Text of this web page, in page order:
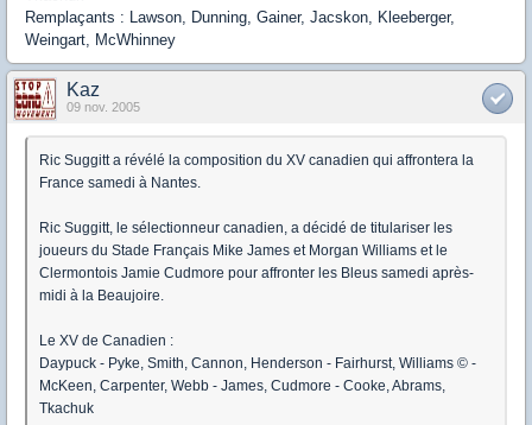
Remplaçants : Lawson, Dunning, Gainer, Jacskon, Kleeberger,
Weingart, McWhinney
Kaz
09 nov. 2005
Ric Suggitt a révélé la composition du XV canadien qui affrontera la
France samedi à Nantes.
Ric Suggitt, le sélectionneur canadien, a décidé de titulariser les
joueurs du Stade Français Mike James et Morgan Williams et le
Clermontois Jamie Cudmore pour affronter les Bleus samedi après-
midi à la Beaujoire.
Le XV de Canadien :
Daypuck - Pyke, Smith, Cannon, Henderson - Fairhurst, Williams © -
McKeen, Carpenter, Webb - James, Cudmore - Cooke, Abrams,
Tkachuk